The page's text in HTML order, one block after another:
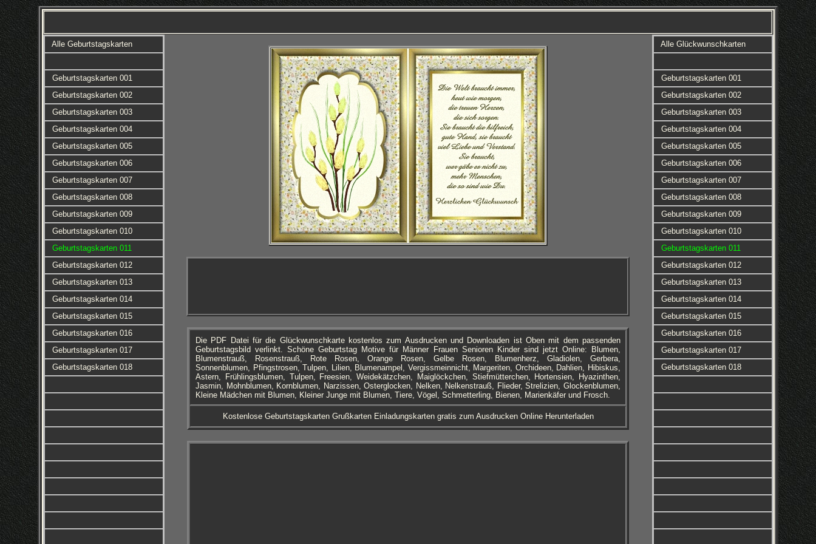
Alle Geburtstagskarten
Geburtstagskarten 001
Geburtstagskarten 002
Geburtstagskarten 003
Geburtstagskarten 004
Geburtstagskarten 005
Geburtstagskarten 006
Geburtstagskarten 007
Geburtstagskarten 008
Geburtstagskarten 009
Geburtstagskarten 010
Geburtstagskarten 011
Geburtstagskarten 012
Geburtstagskarten 013
Geburtstagskarten 014
Geburtstagskarten 015
Geburtstagskarten 016
Geburtstagskarten 017
Geburtstagskarten 018
Die PDF Datei für die Glückwunschkarte kostenlos zum Ausdrucken und Downloaden ist Oben mit dem passenden
Geburtstagsbild verlinkt. Schöne Geburtstag Motive für Männer Frauen Senioren Kinder sind jetzt Online: Blumen,
Blumenstrauß, Rosenstrauß, Rote Rosen, Orange Rosen, Gelbe Rosen, Blumenherz, Gladiolen, Gerbera,
Sonnenblumen, Pfingstrosen, Tulpen, Lilien, Blumenampel, Vergissmeinnicht, Margeriten, Orchideen, Dahlien, Hibiskus,
Astern, Frühlingsblumen, Tulpen, Freesien, Weidekätzchen, Maiglöckchen, Stiefmütterchen, Hortensien, Hyazinthen,
Jasmin, Mohnblumen, Kornblumen, Narzissen, Osterglocken, Nelken, Nelkenstrauß, Flieder, Strelizien, Glockenblumen,
Kleine Mädchen mit Blumen, Kleiner Junge mit Blumen, Tiere, Vögel, Schmetterling, Bienen, Marienkäfer und Frosch.
Kostenlose Geburtstagskarten Grußkarten Einladungskarten gratis zum Ausdrucken Online Herunterladen
Alle Glückwunschkarten
Geburtstagskarten 001
Geburtstagskarten 002
Geburtstagskarten 003
Geburtstagskarten 004
Geburtstagskarten 005
Geburtstagskarten 006
Geburtstagskarten 007
Geburtstagskarten 008
Geburtstagskarten 009
Geburtstagskarten 010
Geburtstagskarten 011
Geburtstagskarten 012
Geburtstagskarten 013
Geburtstagskarten 014
Geburtstagskarten 015
Geburtstagskarten 016
Geburtstagskarten 017
Geburtstagskarten 018